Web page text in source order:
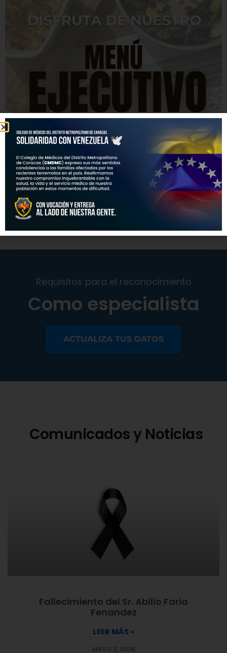
Requisitos para el reconocimiento
Como especialista
ACTUALIZA TUS DATOS
Comunicados y Noticias
Fallecimiento del Sr. Abilio Faria
Fenandez
LEER MÁS »